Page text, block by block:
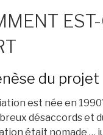
du projet
est née en
désaccords et
était nomade …